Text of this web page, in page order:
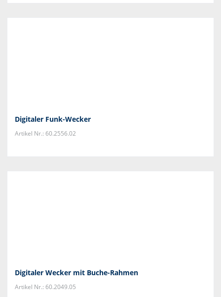
Digitaler Funk-Wecker
Artikel Nr.: 60.2556.02
Digitaler Wecker mit Buche-Rahmen
Artikel Nr.: 60.2049.05